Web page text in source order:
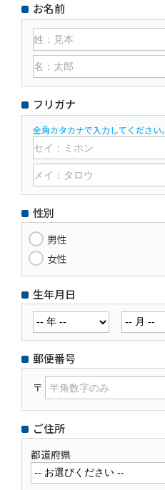
お名前
フリガナ
全角カタカナで入力してください。
性別
男性
女性
生年月日
郵便番号
〒
ご住所
都道府県